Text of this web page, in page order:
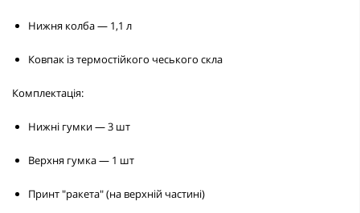
Нижня колба — 1,1 л
Ковпак із термостійкого чеського скла
Комплектація:
Нижні гумки — 3 шт
Верхня гумка — 1 шт
Принт "ракета" (на верхній частині)